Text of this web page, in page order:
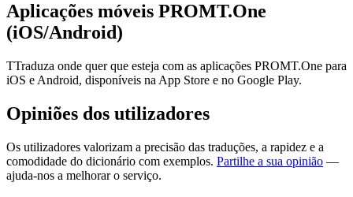
Aplicações móveis PROMT.One
(iOS/Android)
TTraduza onde quer que esteja com as aplicações PROMT.One para
iOS e Android, disponíveis na App Store e no Google Play.
Opiniões dos utilizadores
Os utilizadores valorizam a precisão das traduções, a rapidez e a
comodidade do dicionário com exemplos. Partilhe a sua opinião —
ajuda-nos a melhorar o serviço.